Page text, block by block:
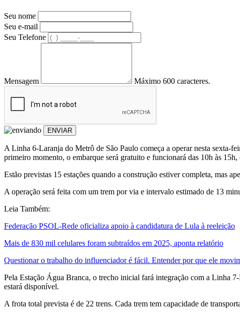
Seu nome
Seu e-mail
Seu Telefone
Mensagem Máximo 600 caracteres.
ENVIAR
A Linha 6-Laranja do Metrô de São Paulo começa a operar nesta sexta-
primeiro momento, o embarque será gratuito e funcionará das 10h às
Estão previstas 15 estações quando a construção estiver completa, mas
A operação será feita com um trem por via e intervalo estimado de 13
Leia Também:
Federação PSOL-Rede oficializa apoio à candidatura de Lula à reeleição
Mais de 830 mil celulares foram subtraídos em 2025, aponta relatório
Questionar o trabalho do influenciador é fácil. Entender por que ele
Pela Estação Água Branca, o trecho inicial fará integração com a Linha
estará disponível.
A frota total prevista é de 22 trens. Cada trem tem capacidade de